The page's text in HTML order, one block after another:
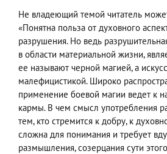
Не владеющий темой читатель
«Понятна польза от духовного
разрушения. Но ведь
в области материальной жизни,
ее называют черной магией, а
малефицистикой. Широко
применение боевой магии ведет к
кармы. В чем смысл употребления
тем, кто стремится к добру, к
сложна для понимания и требует
размышления, созерцания сути